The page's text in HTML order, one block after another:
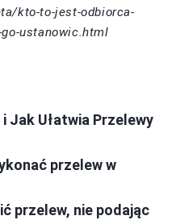
kto-to-jest-odbiorca-
ustanowic.html
Jak Ułatwia Przelewy
przelew w
przelew, nie podając